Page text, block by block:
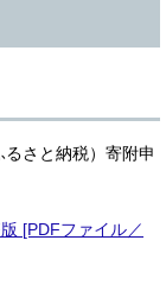
さと納税）寄附申
[PDFファイル／